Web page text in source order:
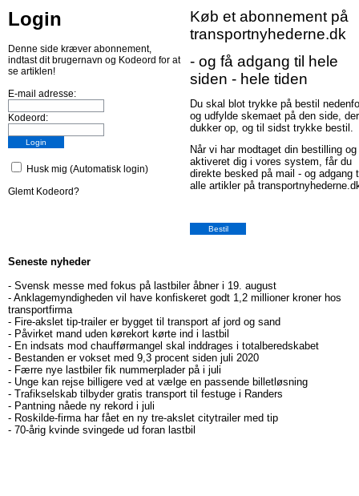
Login
Denne side kræver abonnement,
indtast dit brugernavn og Kodeord for at
se artiklen!
E-mail adresse:
Kodeord:
Husk mig (Automatisk login)
Glemt Kodeord?
Køb et abonnement på
transportnyhederne.dk
- og få adgang til hele
siden - hele tiden
Du skal blot trykke på bestil
og udfylde skemaet på den side, der
dukker op, og til sidst trykke bestil.
Når vi har modtaget din bestilling og
aktiveret dig i vores system, får du
direkte besked på mail - og adgang
alle artikler på
Seneste nyheder
- Svensk messe med fokus på lastbiler åbner i 19. august
- Anklagemyndigheden vil have konfiskeret godt 1,2 millioner kroner hos
transportfirma
- Fire-akslet tip-trailer er bygget til transport af jord og sand
- Påvirket mand uden kørekort kørte ind i lastbil
- En indsats mod chaufførmangel skal inddrages i totalberedskabet
- Bestanden er vokset med 9,3 procent siden juli 2020
- Færre nye lastbiler fik nummerplader på i juli
- Unge kan rejse billigere ved at vælge en passende billetløsning
- Trafikselskab tilbyder gratis transport til festuge i Randers
- Pantning nåede ny rekord i juli
- Roskilde-firma har fået en ny tre-akslet citytrailer med tip
- 70-årig kvinde svingede ud foran lastbil